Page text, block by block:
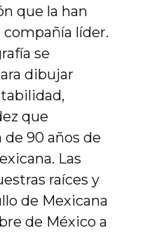
que la han
líder.
se
dibujar
que
de 90 años de
Las
raíces y
de Mexicana
de México a